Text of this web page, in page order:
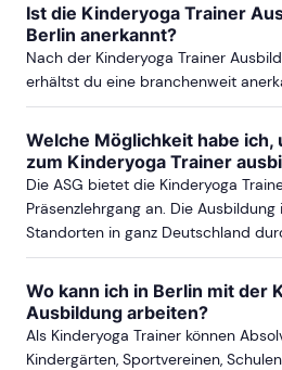
Ist die Kinderyoga Trainer
Berlin anerkannt?
Nach der Kinderyoga Trainer
erhältst du eine branchenweit
Welche Möglichkeit habe ich,
zum Kinderyoga Trainer
Die ASG bietet die Kinderyoga
Präsenzlehrgang an. Die
Standorten in ganz Deutschland
Wo kann ich in Berlin mit der
Ausbildung arbeiten?
Als Kinderyoga Trainer können
Kindergärten, Sportvereinen,